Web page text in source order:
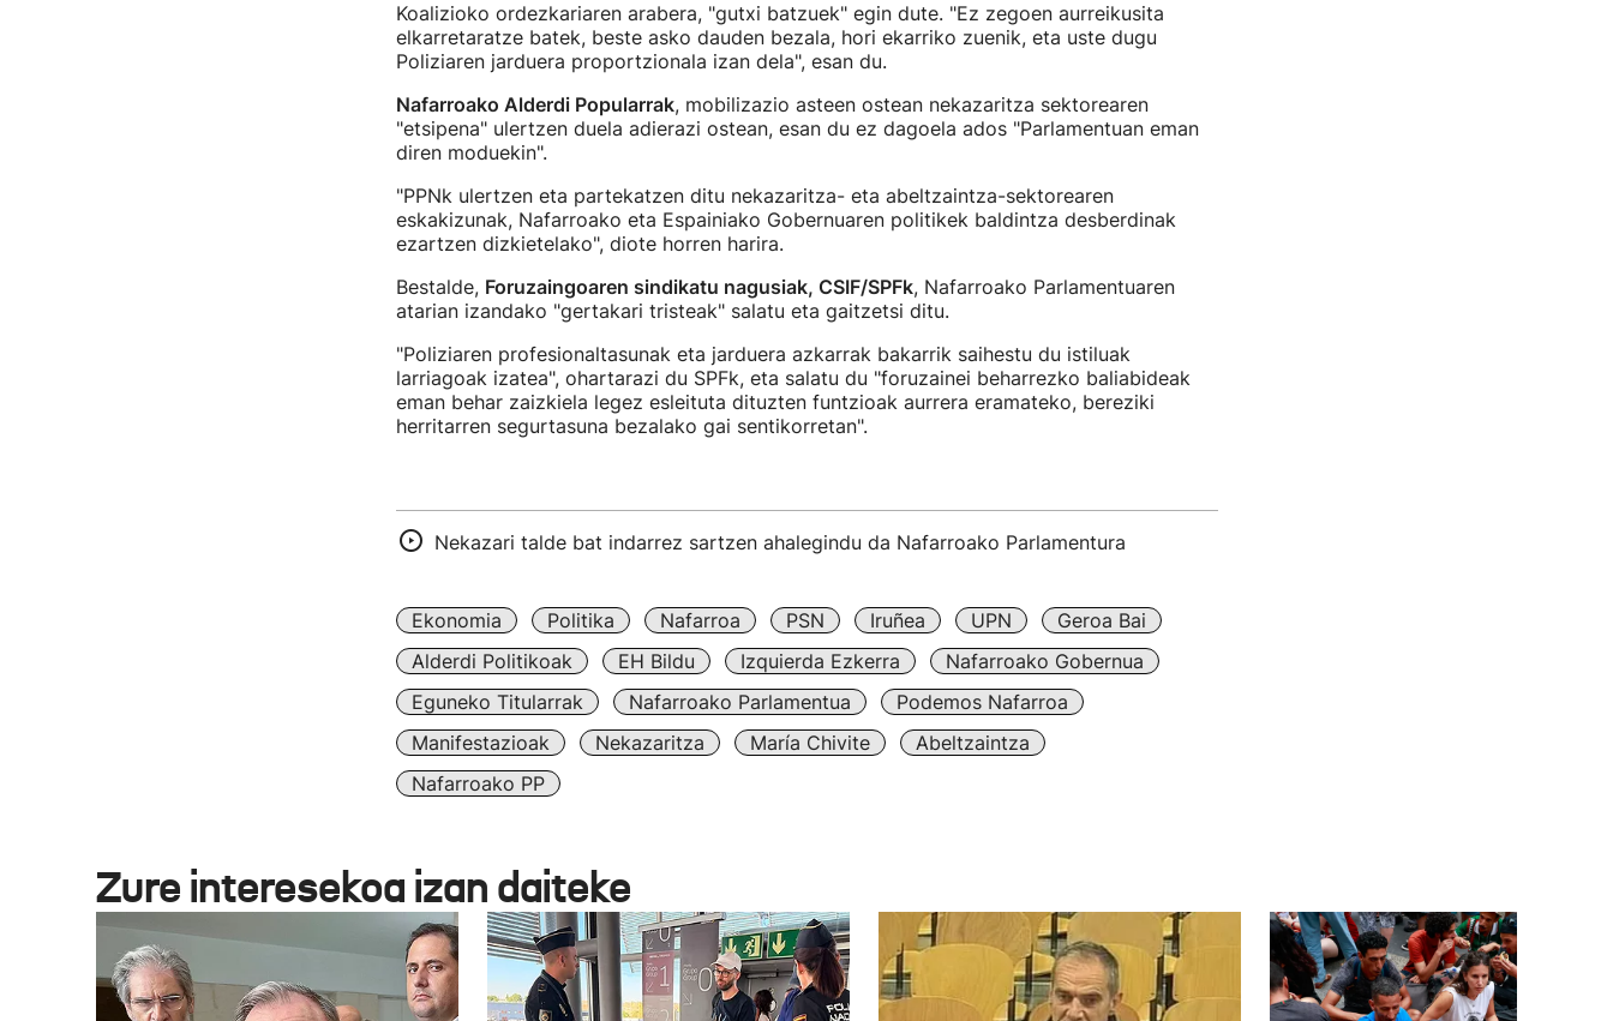
Koalizioko ordezkariaren arabera, "gutxi batzuek" egin dute. "Ez zegoen aurreikusita
elkarretaratze batek, beste asko dauden bezala, hori ekarriko zuenik, eta uste dugu
Poliziaren jarduera proportzionala izan dela", esan du.
Nafarroako Alderdi Popularrak, mobilizazio asteen ostean nekazaritza sektorearen
"etsipena" ulertzen duela adierazi ostean, esan du ez dagoela ados "Parlamentuan eman
diren moduekin".
"PPNk ulertzen eta partekatzen ditu nekazaritza- eta abeltzaintza-sektorearen
eskakizunak, Nafarroako eta Espainiako Gobernuaren politikek baldintza desberdinak
ezartzen dizkietelako", diote horren harira.
Bestalde, Foruzaingoaren sindikatu nagusiak, CSIF/SPFk, Nafarroako Parlamentuaren
atarian izandako "gertakari tristeak" salatu eta gaitzetsi ditu.
"Poliziaren profesionaltasunak eta jarduera azkarrak bakarrik saihestu du istiluak
larriagoak izatea", ohartarazi du SPFk, eta salatu du "foruzainei beharrezko baliabideak
eman behar zaizkiela legez esleituta dituzten funtzioak aurrera eramateko, bereziki
herritarren segurtasuna bezalako gai sentikorretan".
Nekazari talde bat indarrez sartzen ahalegindu da Nafarroako Parlamentura
Ekonomia Politika Nafarroa PSN Iruñea UPN
Geroa Bai
Alderdi Politikoak
EH Bildu Izquierda Ezkerra
Nafarroako Gobernua
Eguneko Titularrak
Nafarroako Parlamentua
Podemos Nafarroa
Manifestazioak
Nekazaritza María Chivite
Abeltzaintza
Nafarroako PP
Zure interesekoa izan daiteke